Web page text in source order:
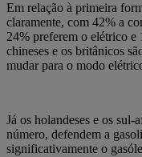
Em relação à primeira
claramente, com 42% a
24% preferem o elétrico e
chineses e os britânicos
mudar para o modo
Já os holandeses e os
número, defendem a
significativamente o